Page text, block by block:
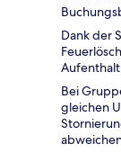
Dank der
Bei
gleichen